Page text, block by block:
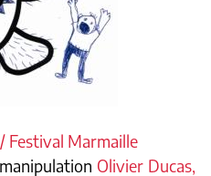
Festival Marmaille
Olivier Ducas,